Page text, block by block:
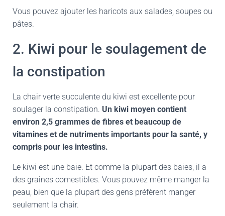
Vous pouvez ajouter les haricots aux salades, soupes ou
pâtes.
2. Kiwi pour le soulagement de
la constipation
La chair verte succulente du kiwi est excellente pour
soulager la constipation. Un kiwi moyen contient
environ 2,5 grammes de fibres et beaucoup de
vitamines et de nutriments importants pour la santé, y
compris pour les intestins.
Le kiwi est une baie. Et comme la plupart des baies, il a
des graines comestibles. Vous pouvez même manger la
peau, bien que la plupart des gens préfèrent manger
seulement la chair.